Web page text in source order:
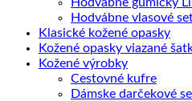
Hodvábne vlasové
Klasické kožené opasky
Kožené opasky viazané
Kožené výrobky
Cestovné kufre
Dámske darčekové